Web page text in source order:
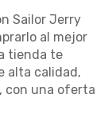
Sailor Jerry
al mejor
tienda te
alta calidad,
con una oferta